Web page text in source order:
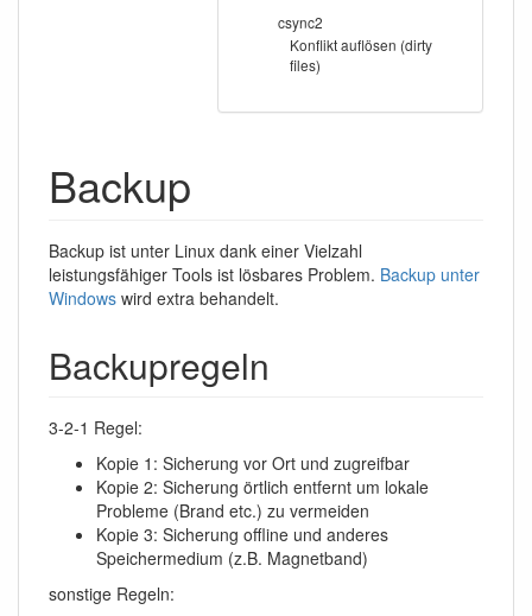
csync2
Konflikt auflösen (dirty
files)
Backup
Backup ist unter Linux dank einer Vielzahl
leistungsfähiger Tools ist lösbares Problem. Backup unter
Windows wird extra behandelt.
Backupregeln
3-2-1 Regel:
Kopie 1: Sicherung vor Ort und zugreifbar
Kopie 2: Sicherung örtlich entfernt um lokale
Probleme (Brand etc.) zu vermeiden
Kopie 3: Sicherung offline und anderes
Speichermedium (z.B. Magnetband)
sonstige Regeln: